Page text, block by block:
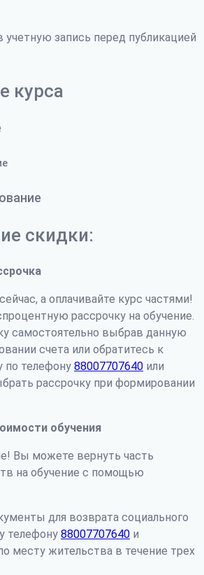
учетную запись перед публикацией
курса
скидки:
а оплачивайте курс частями!
рассрочку на обучение.
самостоятельно выбрав данную
счета или обратитесь к
телефону 88007707640 или
рассрочку при формировании
обучения
Вы можете вернуть часть
на обучение с помощью
для возврата социального
телефону 88007707640 и
месту жительства в течение трех